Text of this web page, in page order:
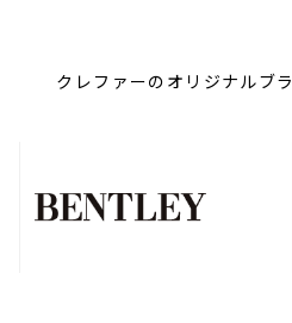
クレファーのオリジナルブ